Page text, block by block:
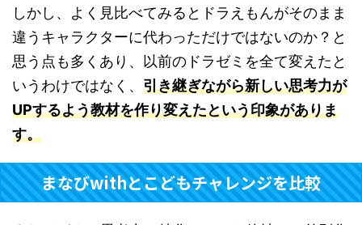
しかし、よく見比べてみるとドラえもんがそのまま
違うキャラクターに代わっただけではないのか？と
思う点も多くあり、以前のドラゼミを全て変えたと
いうわけではなく、 引き継ぎながら新しい思考力が
UPするよう教材を作り変えたという印象がありま
す。
まなびwithとこどもチャレンジを比較